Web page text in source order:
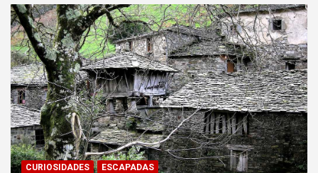
CURIOSIDADES ESCAPADAS